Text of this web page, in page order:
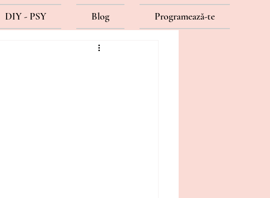
DIY - PSY Blog Programează-te